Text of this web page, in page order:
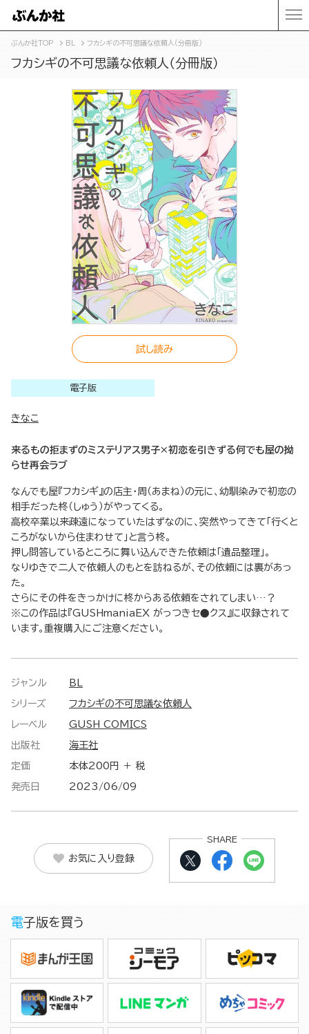
ぶんか社TOP BL フカシギの不可思議な依頼人（分冊版）
フカシギの不可思議な依頼人（分冊版）
試し読み
電子版
きなこ
来るもの拒まずのミステリアス男子×初恋を引きずる何でも屋の拗
らせ再会ラブ
なんでも屋『フカシギ』の店主・周（あまね）の元に、幼馴染みで初恋の
相手だった柊（しゅう）がやってくる。
高校卒業以来疎遠になっていたはずなのに、突然やってきて「行くと
ころがないから住まわせて」と言う柊。
押し問答しているところに舞い込んできた依頼は「遺品整理」。
なりゆきで二人で依頼人のもとを訪ねるが、その依頼には裏があっ
た。
さらにその件をきっかけに柊からある依頼をされてしまい…？
※この作品は『GUSHmaniaEX がっつきセ●クス』に収録されて
います。重複購入にご注意ください。
ジャンル BL
シリーズ フカシギの不可思議な依頼人
レーベル GUSH COMICS
出版社 海王社
定価 本体200円 ＋ 税
発売日 2023/06/09
お気に入り登録
SHARE
電子版を買う